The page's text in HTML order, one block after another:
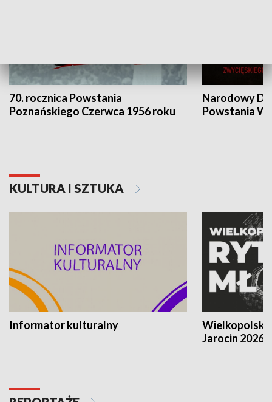
70. rocznica Powstania
Poznańskiego Czerwca 1956 roku
Narodowy
Powstania
KULTURA I SZTUKA
Informator kulturalny
Jarocin 2026